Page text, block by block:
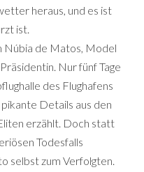
heraus, und es ist
ist.
Núbia de Matos, Model
Nur fünf Tage
des Flughafens
Details aus den
erzählt. Doch statt
Todesfalls
selbst zum Verfolgten.